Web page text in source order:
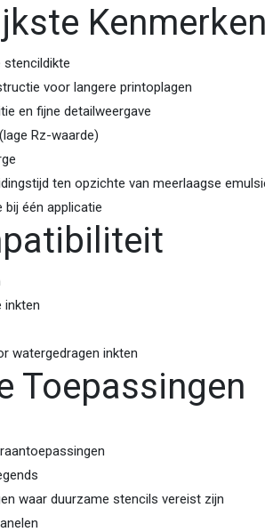
Kenmerken
stencil­dikte
voor langere printoplagen
en fijne detailweergave
Rz-waarde)
ten opzichte van meerlaagse
één applicatie
inkten
watergedragen inkten
Toepassingen
waar duurzame stencils vereist zijn